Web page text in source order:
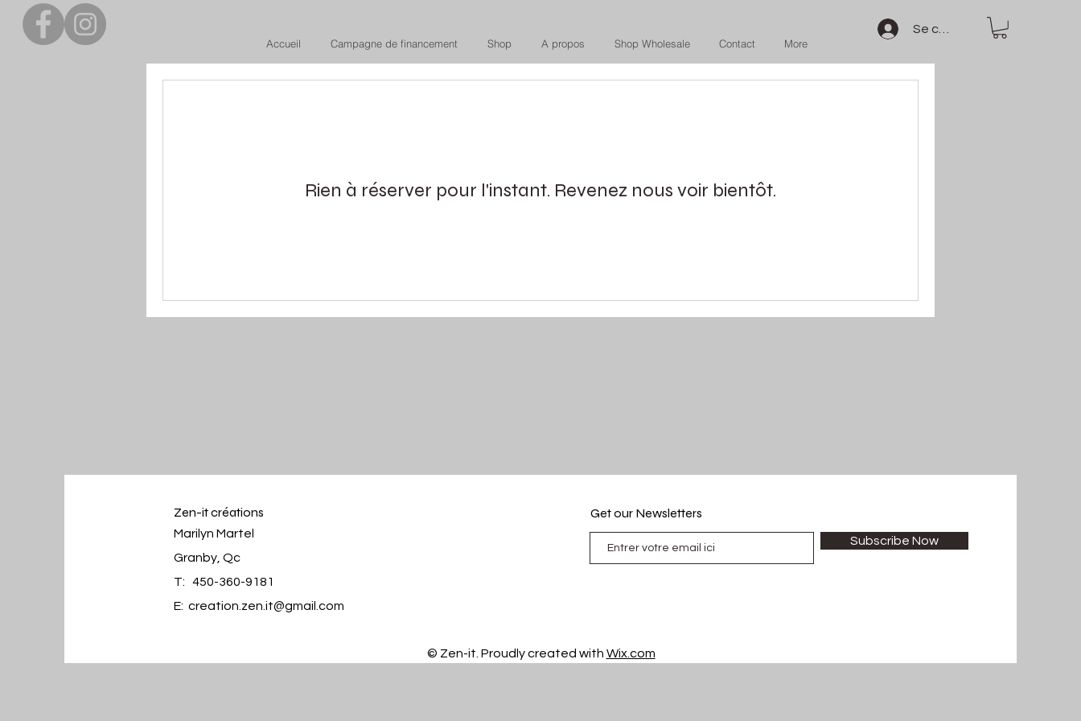
Se connecter
Accueil
Campagne de financement Shop A propos Shop Wholesale Contact More
Rien à réserver pour l'instant. Revenez nous voir bientôt.
Zen-it créations
Marilyn Martel
Granby, Qc
T: 450-360-9181
E: creation.zen.it@gmail.com
Get our Newsletters
Subscribe Now
© Zen-it. Proudly created with Wix.com